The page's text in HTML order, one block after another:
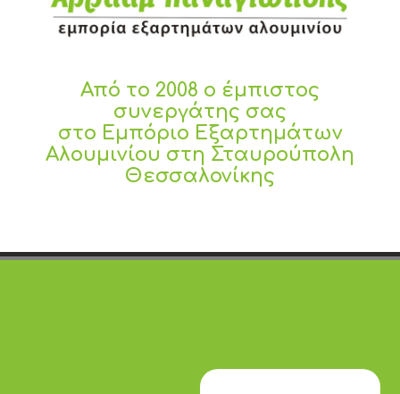
Από το 2008 ο έμπιστος
συνεργάτης σας
στο Εμπόριο Εξαρτημάτων
Αλουμινίου στη Σταυρούπολη
Θεσσαλονίκης